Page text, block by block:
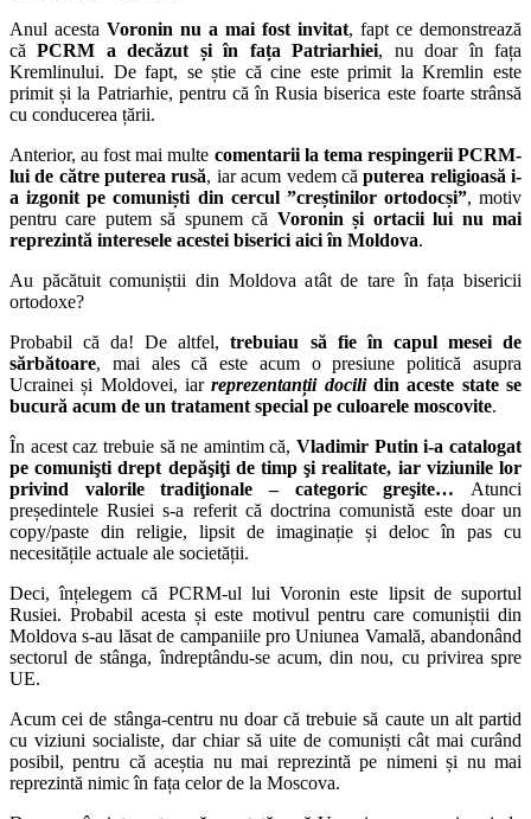
Anul acesta Voronin nu a mai fost invitat, fapt ce demonstrează
căPCRM a decăzut și în fața Patriarhiei, nu doar în fața
Kremlinului. De fapt, se știe că cine este primit la Kremlin este
primit și la Patriarhie, pentru că în Rusia biserica este foarte strânsă
cu conducerea țării.
Anterior, au fost mai multe comentarii la tema respingerii PCRM-
lui de către puterea rusă, iar acum vedem căputerea religioasă i-
a izgonit pe comuniști din cercul ”creștinilor ortodocși”, motiv
pentru care putem să spunem că Voronin și ortacii lui nu mai
reprezintă interesele acestei biserici aici în Moldova.
Au păcătuit comuniștii din Moldova atât de tare în fața bisericii
ortodoxe?
Probabil că da! De altfel,trebuiau să fie în capul mesei de
sărbătoare, mai ales că este acum o presiune politică asupra
Ucrainei și Moldovei, iarreprezentanții docilidin aceste state se
bucură acum de un tratament special pe culoarele moscovite.
În acest caz trebuie să ne amintim că,Vladimir Putin i-a catalogat
pe comunişti drept depăşiţi de timp şi realitate, iar viziunile lor
privind valorile tradiţionale – categoric greşite… Atunci
președintele Rusiei s-a referit că doctrina comunistă este doar un
copy/paste din religie, lipsit de imaginație și deloc în pas cu
necesitățile actuale ale societății.
Deci, înțelegem că PCRM-ul lui Voronin este lipsit de suportul
Rusiei. Probabil acesta și este motivul pentru care comuniștii din
Moldova s-au lăsat de campaniile pro Uniunea Vamală, abandonând
sectorul de stânga, îndreptându-se acum, din nou, cu privirea spre
UE.
Acum cei de stânga-centru nu doar că trebuie să caute un alt partid
cu viziuni socialiste, dar chiar să uite de comuniști cât mai curând
posibil, pentru că aceștia nu mai reprezintă pe nimeni și nu mai
reprezintă nimic în fața celor de la Moscova.